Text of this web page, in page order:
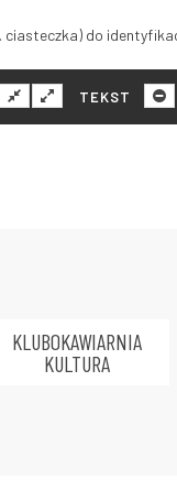
do
Normalny
układ
Szeroki
układ
TEKST
KLUBOKAWIARNIA
KULTURA